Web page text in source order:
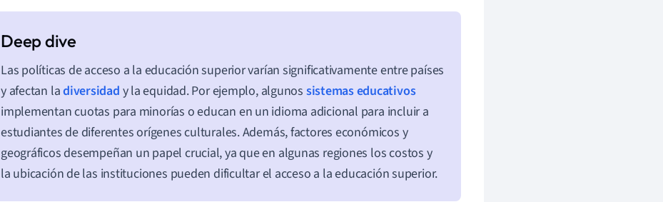
Las políticas de acceso a la educación superior varían significativamente entre países
y afectan ladiversidad y la equidad. Por ejemplo, algunos sistemas educativos
implementan cuotas para minorías o educan en un idioma adicional para incluir a
estudiantes de diferentes orígenes culturales. Además, factores económicos y
geográficos desempeñan un papel crucial, ya que en algunas regiones los costos y
la ubicación de las instituciones pueden dificultar el acceso a la educación superior.